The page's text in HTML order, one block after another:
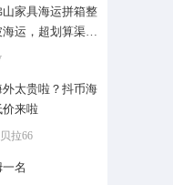
家具海运拼箱整
运，超划算渠道
太贵啦？抖币海
价来啦
拉66
名